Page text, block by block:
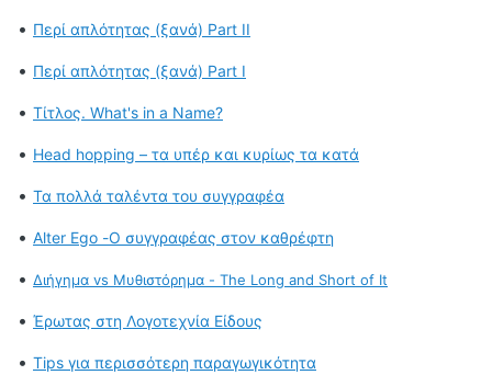
• Περί απλότητας (ξανά) Part II
• Περί απλότητας (ξανά) Part I
• Τίτλος. What's in a Name?
• Head hopping – τα υπέρ και κυρίως τα κατά
• Τα πολλά ταλέντα του συγγραφέα
• Alter Ego -Ο συγγραφέας στον καθρέφτη
• Διήγημα vs Μυθιστόρημα - The Long and Short of It
• Έρωτας στη Λογοτεχνία Είδους
• Tips για περισσότερη παραγωγικότητα